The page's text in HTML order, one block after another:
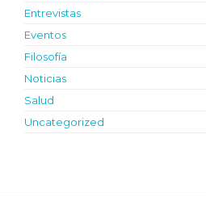
Entrevistas
Eventos
Filosofía
Noticias
Salud
Uncategorized